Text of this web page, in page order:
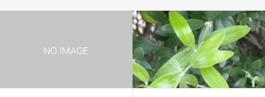
スタッフ紹介